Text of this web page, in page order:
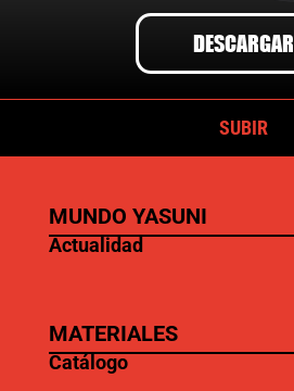
DESCARGAR
SUBIR
MUNDO YASUNI
Actualidad
MATERIALES
Catálogo